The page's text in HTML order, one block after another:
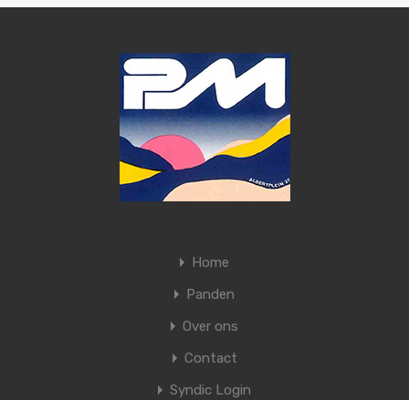
Home
Panden
Over ons
Contact
Syndic Login